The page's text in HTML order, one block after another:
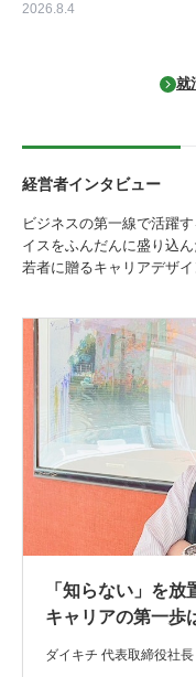
2026.8.4
就
経営者インタビュー
ビジネスの第一線で活躍
イスをふんだんに盛り込
若者に贈るキャリアデザ
「知らない」を放
キャリアの第一歩
ダイキチ 代表取締役社